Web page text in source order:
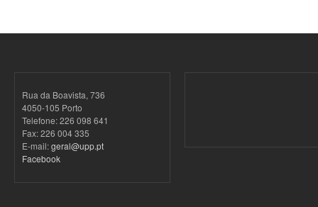
Rua da Boavista, 736
4050-105 Porto
Telefone: 226 098 641
Fax: 226 004 335
E-mail:geral@upp.pt
Facebook